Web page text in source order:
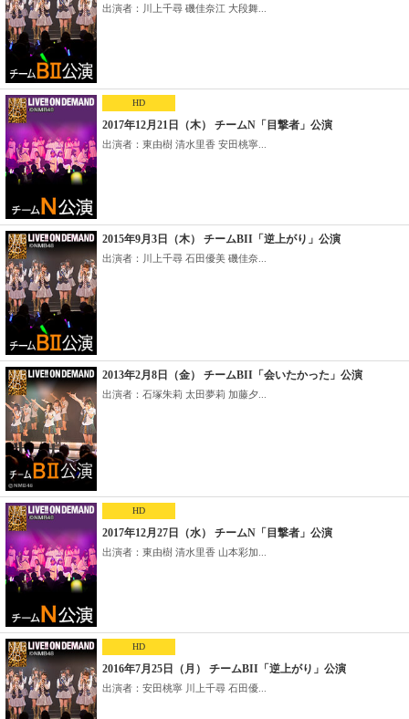
出演者：川上千尋 磯佳奈江 大段舞...
HD
2017年12月21日（木） チームN「目撃者」公演
出演者：東由樹 清水里香 安田桃寧...
2015年9月3日（木） チームBII「逆上がり」公演
出演者：川上千尋 石田優美 磯佳奈...
2013年2月8日（金） チームBII「会いたかった」公演
出演者：石塚朱莉 太田夢莉 加藤夕...
HD
2017年12月27日（水） チームN「目撃者」公演
出演者：東由樹 清水里香 山本彩加...
HD
2016年7月25日（月） チームBII「逆上がり」公演
出演者：安田桃寧 川上千尋 石田優...